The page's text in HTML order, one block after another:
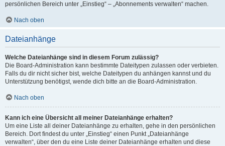
persönlichen Bereich unter „Einstieg“ – „Abonnements verwalten“ machen.
Nach oben
Dateianhänge
Welche Dateianhänge sind in diesem Forum zulässig?
Die Board-Administration kann bestimmte Dateitypen zulassen oder verbieten.
Falls du dir nicht sicher bist, welche Dateitypen du anhängen kannst und du
Unterstützung benötigst, wende dich bitte an die Board-Administration.
Nach oben
Kann ich eine Übersicht all meiner Dateianhänge erhalten?
Um eine Liste all deiner Dateianhänge zu erhalten, gehe in den persönlichen
Bereich. Dort findest du unter „Einstieg“ einen Punkt „Dateianhänge
verwalten“, über den du eine Liste deiner Dateianhänge erhalten und diese